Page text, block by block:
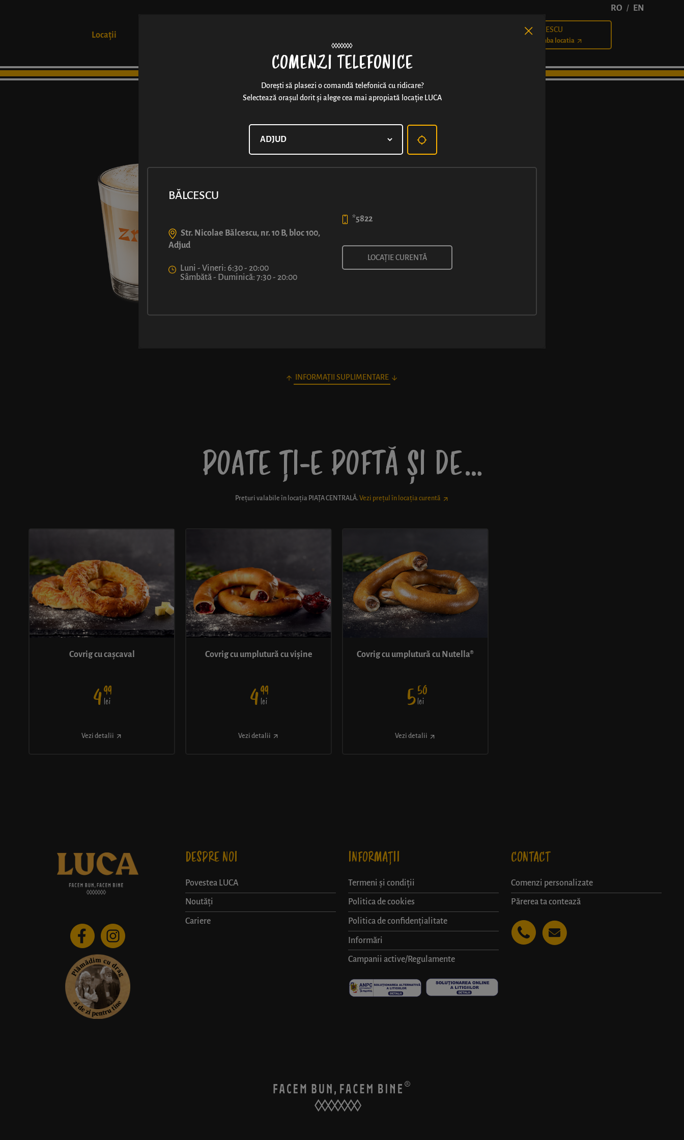
Locații
BĂLCESCU
Schimba locatia
RO / EN
CAPPUCCINO
lei
INFORMAȚII SUPLIMENTARE
POATE ȚI-E POFTĂ ȘI DE…
Prețuri valabile în locația PIAȚA CENTRALĂ. Vezi prețul în locația curentă
Covrig cu cașcaval
499
lei
Vezi detalii
Covrig cu umplutură cu vișine
499
lei
Vezi detalii
Covrig cu umplutură cu Nutella®
550
lei
Vezi detalii
DESPRE NOI
Povestea LUCA
Noutăți
Cariere
INFORMAȚII
Termeni și condiții
Politica de cookies
Politica de confidențialitate
Informări
Campanii active/Regulamente
CONTACT
Comenzi personalizate
Părerea ta contează
COMENZI TELEFONICE
Dorești să plasezi o comandă telefonică cu ridicare?
Selectează orașul dorit și alege cea mai apropiată locație LUCA
BĂLCESCU
Str. Nicolae Bălcescu, nr. 10 B, bloc 100,
Adjud
Luni - Vineri: 6:30 - 20:00
Sâmbătă - Duminică: 7:30 - 20:00
*5822
LOCAȚIE CURENTĂ